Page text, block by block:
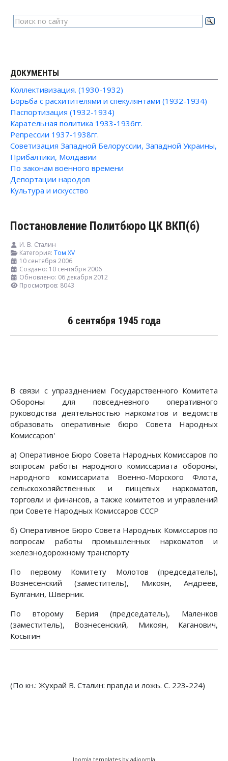
ДОКУМЕНТЫ
Коллективизация. (1930-1932)
Борьба с расхитителями и спекулянтами (1932-1934)
Паспортизация (1932-1934)
Карательная политика 1933-1936гг.
Репрессии 1937-1938гг.
Советизация Западной Белоруссии, Западной Украины,
Прибалтики, Молдавии
По законам военного времени
Депортации народов
Культура и искусство
Постановление Политбюро ЦК ВКП(б)
И. В. Сталин
Категория: Том XV
10 сентября 2006
Создано: 10 сентября 2006
Обновлено: 06 декабря 2012
Просмотров: 8043
6 сентября 1945 года
В связи с упразднением Государственного Комитета
Обороны для повседневного оперативного
руководства деятельностью наркоматов и ведомств
образовать оперативные бюро Совета Народных
Комиссаров'
а) Оперативное Бюро Совета Народных Комиссаров по
вопросам работы народного комиссариата обороны,
народного комиссариата Военно-Морского Флота,
сельскохозяйственных и пищевых наркоматов,
торговли и финансов, а также комитетов и управлений
при Совете Народных Комиссаров СССР
б) Оперативное Бюро Совета Народных Комиссаров по
вопросам работы промышленных наркоматов и
железнодорожному транспорту
По первому Комитету Молотов (председатель),
Вознесенский (заместитель), Микоян, Андреев,
Булганин, Шверник.
По второму Берия (председатель), Маленков
(заместитель), Вознесенский, Микоян, Каганович,
Косыгин
(По кн.: Жухрай В. Сталин: правда и ложь. С. 223-224)
Joomla templates by a4joomla